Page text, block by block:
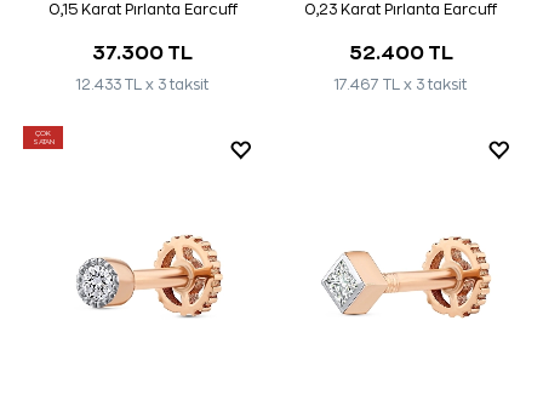
0,15 Karat Pırlanta Earcuff
37.300 TL
12.433 TL x 3 taksit
0,23 Karat Pırlanta Earcuff
52.400 TL
17.467 TL x 3 taksit
ÇOK
SATAN